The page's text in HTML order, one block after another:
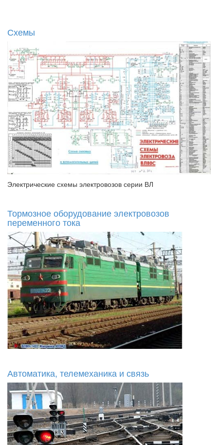
Схемы
Электрические схемы электровозов серии ВЛ
Тормозное оборудование электровозов
переменного тока
Автоматика, телемеханика и связь